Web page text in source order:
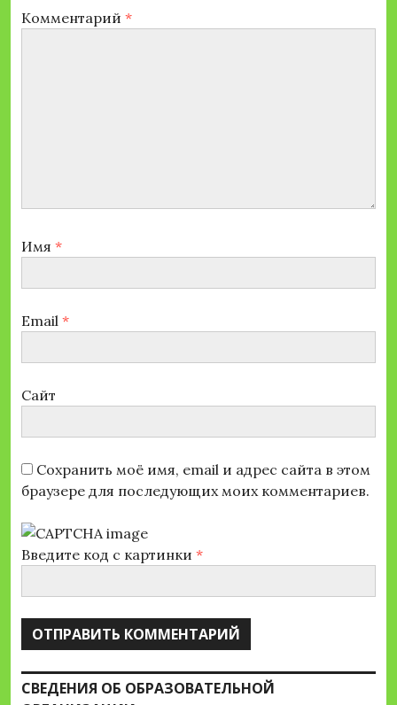
Комментарий *
Имя *
Email *
Сайт
Сохранить моё имя, email и адрес сайта в этом
браузере для последующих моих комментариев.
Введите код с картинки *
СВЕДЕНИЯ ОБ ОБРАЗОВАТЕЛЬНОЙ